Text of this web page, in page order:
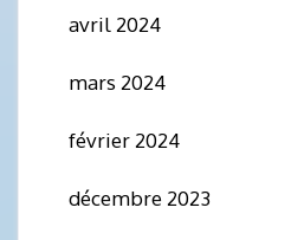
avril 2024
mars 2024
février 2024
décembre 2023